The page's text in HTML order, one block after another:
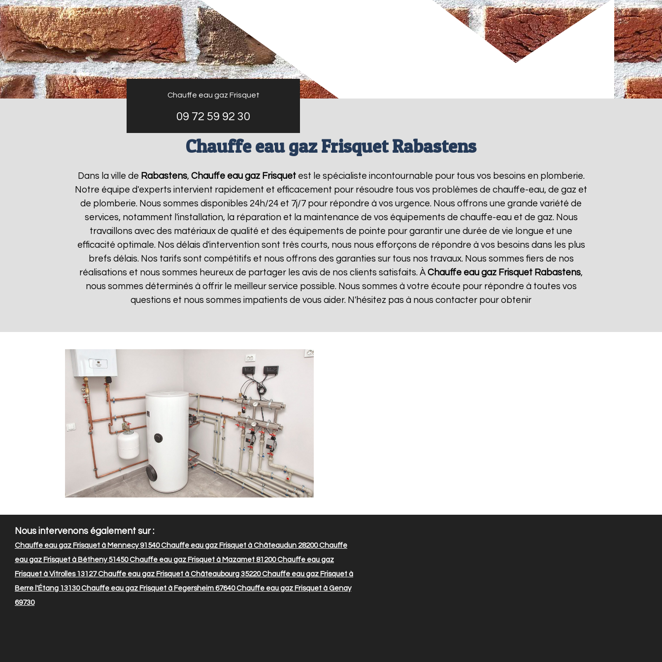
Chauffe eau gaz Frisquet
09 72 59 92 30
Chauffe eau gaz Frisquet Rabastens
Dans la ville de Rabastens, Chauffe eau gaz Frisquetest le spécialiste incontournable pour tous vos besoins en plomberie.
Notre équipe d'experts intervient rapidement et efficacement pour résoudre tous vos problèmes de chauffe-eau, de gaz et
de plomberie. Nous sommes disponibles 24h/24 et 7j/7 pour répondre à vos urgence. Nous offrons une grande variété de
services, notamment l'installation, la réparation et la maintenance de vos équipements de chauffe-eau et de gaz. Nous
travaillons avec des matériaux de qualité et des équipements de pointe pour garantir une durée de vie longue et une
efficacité optimale. Nos délais d'intervention sont très courts, nous nous efforçons de répondre à vos besoins dans les plus
brefs délais. Nos tarifs sont compétitifs et nous offrons des garanties sur tous nos travaux. Nous sommes fiers de nos
réalisations et nous sommes heureux de partager les avis de nos clients satisfaits. ÀChauffe eau gaz Frisquet Rabastens,
nous sommes déterminés à offrir le meilleur service possible. Nous sommes à votre écoute pour répondre à toutes vos
questions et nous sommes impatients de vous aider. N'hésitez pas à nous contacter pour obtenir
Nous intervenons également sur :
Chauffe eau gaz Frisquet à Mennecy 91540Chauffe eau gaz Frisquet à Châteaudun 28200Chauffe
eau gaz Frisquet à Bétheny 51450Chauffe eau gaz Frisquet à Mazamet 81200Chauffe eau gaz
Frisquet à Vitrolles 13127Chauffe eau gaz Frisquet à Châteaubourg 35220Chauffe eau gaz Frisquet à
Berre l'Étang 13130Chauffe eau gaz Frisquet à Fegersheim 67640Chauffe eau gaz Frisquet à Genay
69730